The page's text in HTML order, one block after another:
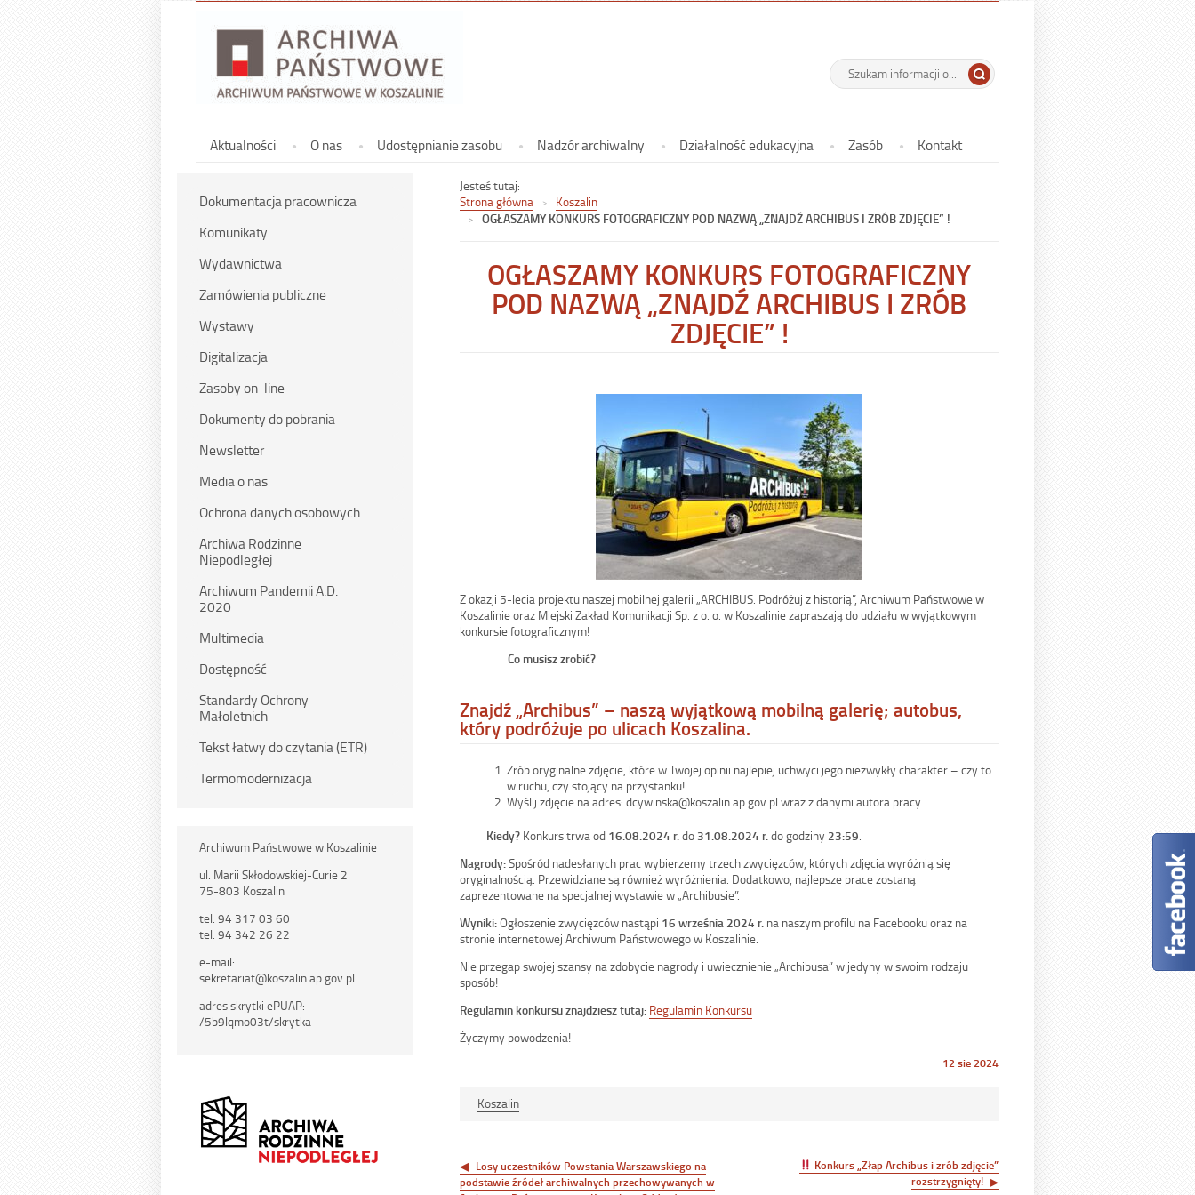
OGŁASZAMY
FOTOGRAFICZNY
„ZNAJDŹ
I
ZRÓB
ZDJĘCIE”
Wyszukiwarka
Tutaj
wpisz
Górne
Aktualności O nas Udostępnianie zasobu Nadzór archiwalny Działalność edukacyjna Zasób Kontakt
Dokumentacja pracownicza
Komunikaty
Wydawnictwa
Zamówienia publiczne
Wystawy
Digitalizacja
Zasoby on-line
Dokumenty do pobrania
Newsletter
Media o nas
Ochrona danych osobowych
Archiwa Rodzinne
Niepodległej
Archiwum Pandemii A.D.
2020
Multimedia
Dostępność
Standardy Ochrony
Małoletnich
Tekst łatwy do czytania (ETR)
Termomodernizacja
Archiwum Państwowe w Koszalinie
ul. Marii Skłodowskiej-Curie 2
75-803 Koszalin
tel. 94 317 03 60
tel. 94 342 26 22
e-mail:
sekretariat@koszalin.ap.gov.pl
adres skrytki ePUAP:
/5b9lqmo03t/skrytka
Jesteś tutaj:
Strona główna
Koszalin
OGŁASZAMY KONKURS FOTOGRAFICZNY POD NAZWĄ „ZNAJDŹ ARCHIBUS I ZRÓB ZDJĘCIE” !
OGŁASZAMY KONKURS FOTOGRAFICZNY
POD NAZWĄ „ZNAJDŹ ARCHIBUS I ZRÓB
ZDJĘCIE” !
Z okazji 5-lecia projektu naszej mobilnej galerii „ARCHIBUS. Podróżuj z historią”, Archiwum Państwowe w
Koszalinie oraz Miejski Zakład Komunikacji Sp. z o. o. w Koszalinie zapraszają do udziału w wyjątkowym
konkursie fotograficznym!
Co musisz zrobić?
Znajdź „Archibus” – naszą wyjątkową mobilną galerię; autobus,
który podróżuje po ulicach Koszalina.
Zrób oryginalne zdjęcie, które w Twojej opinii najlepiej uchwyci jego niezwykły charakter – czy to
w ruchu, czy stojący na przystanku!
Wyślij zdjęcie na adres: dcywinska@koszalin.ap.gov.pl wraz z danymi autora pracy.
Kiedy? Konkurs trwa od 16.08.2024 r. do 31.08.2024 r. do godziny 23:59
Nagrody:Spośród nadesłanych prac wybierzemy trzech zwycięzców, których zdjęcia wyróżnią się
oryginalnością. Przewidziane są również wyróżnienia. Dodatkowo, najlepsze prace zostaną
zaprezentowane na specjalnej wystawie w „Archibusie”.
Wyniki:Ogłoszenie zwycięzców nastąpi 16 września 2024 r. na naszym profilu na Facebooku oraz na
stronie internetowej Archiwum Państwowego w Koszalinie.
Nie przegap swojej szansy na zdobycie nagrody i uwiecznienie „Archibusa” w jedyny w swoim rodzaju
sposób!
Regulamin konkursu znajdziesz tutaj: Regulamin Konkursu
Życzymy powodzenia!
Opublikowano
12 sie 2024
Koszalin
wpisu
Losy uczestników Powstania Warszawskiego na
podstawie źródeł archiwalnych przechowywanych w
Konkurs „Złap Archibus i zrób zdjęcie”
rozstrzygnięty!